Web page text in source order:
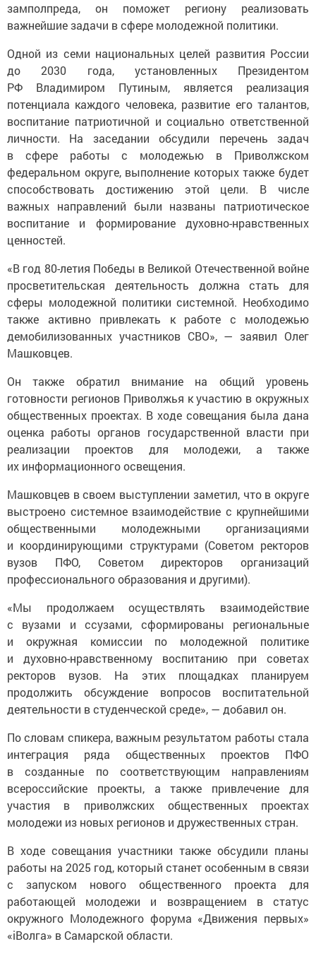
замполпреда, он поможет региону реализовать
важнейшие задачи в сфере молодежной политики.
Одной из семи национальных целей развития России
до 2030 года, установленных Президентом
РФ Владимиром Путиным, является реализация
потенциала каждого человека, развитие его талантов,
воспитание патриотичной и социально ответственной
личности. На заседании обсудили перечень задач
в сфере работы с молодежью в Приволжском
федеральном округе, выполнение которых также будет
способствовать достижению этой цели. В числе
важных направлений были названы патриотическое
воспитание и формирование духовно-нравственных
ценностей.
«В год 80-летия Победы в Великой Отечественной войне
просветительская деятельность должна стать для
сферы молодежной политики системной. Необходимо
также активно привлекать к работе с молодежью
демобилизованных участников СВО», — заявил Олег
Машковцев.
Он также обратил внимание на общий уровень
готовности регионов Приволжья к участию в окружных
общественных проектах. В ходе совещания была дана
оценка работы органов государственной власти при
реализации проектов для молодежи, а также
их информационного освещения.
Машковцев в своем выступлении заметил, что в округе
выстроено системное взаимодействие с крупнейшими
общественными молодежными организациями
и координирующими структурами (Советом ректоров
вузов ПФО, Советом директоров организаций
профессионального образования и другими).
«Мы продолжаем осуществлять взаимодействие
с вузами и ссузами, сформированы региональные
и окружная комиссии по молодежной политике
и духовно-нравственному воспитанию при советах
ректоров вузов. На этих площадках планируем
продолжить обсуждение вопросов воспитательной
деятельности в студенческой среде», — добавил он.
По словам спикера, важным результатом работы стала
интеграция ряда общественных проектов ПФО
в созданные по соответствующим направлениям
всероссийские проекты, а также привлечение для
участия в приволжских общественных проектах
молодежи из новых регионов и дружественных стран.
В ходе совещания участники также обсудили планы
работы на 2025 год, который станет особенным в связи
с запуском нового общественного проекта для
работающей молодежи и возвращением в статус
окружного Молодежного форума «Движения первых»
«iВолга» в Самарской области.